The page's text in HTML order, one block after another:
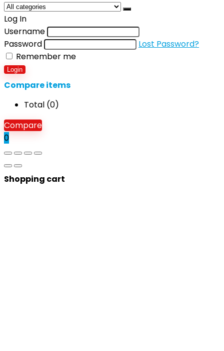
Log In
Username
Password
Lost Password?
Remember me
Login
Compare items
Total (0)
Compare
0
Shopping cart